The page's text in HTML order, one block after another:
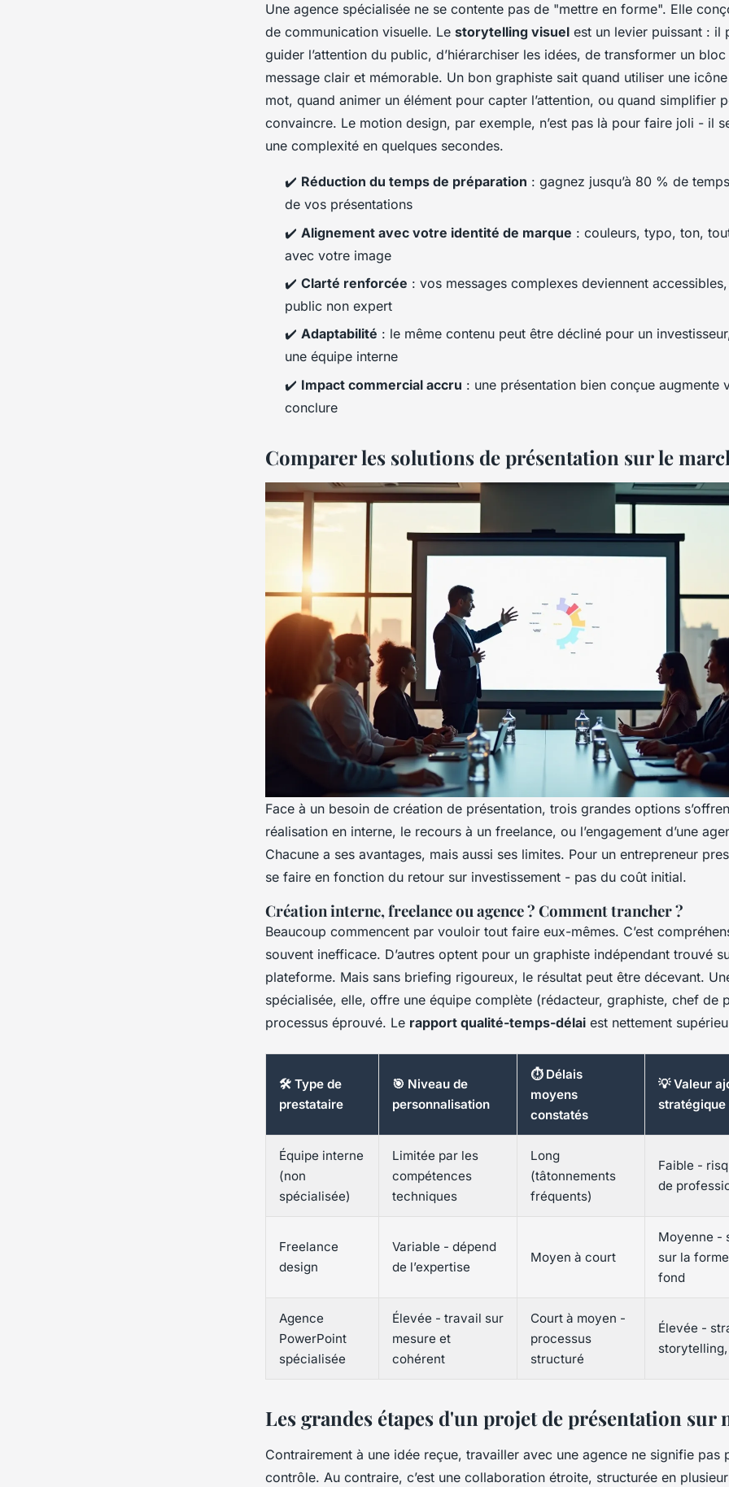
Une agence spécialisée ne se contente pas de "mettre en forme". Elle
de communication visuelle. Le storytelling visuel est un levier puissant : il
guider l’attention du public, d’hiérarchiser les idées, de transformer un
message clair et mémorable. Un bon graphiste sait quand utiliser une icône
mot, quand animer un élément pour capter l’attention, ou quand simplifier
convaincre. Le motion design, par exemple, n’est pas là pour faire joli - il
une complexité en quelques secondes.
✔️ Réduction du temps de préparation : gagnez jusqu’à 80 % de
de vos présentations
✔️ Alignement avec votre identité de marque : couleurs, typo, ton,
avec votre image
✔️ Clarté renforcée : vos messages complexes deviennent
public non expert
✔️ Adaptabilité : le même contenu peut être décliné pour un
une équipe interne
✔️ Impact commercial accru : une présentation bien conçue augmente
conclure
Comparer les solutions de présentation sur le
Face à un besoin de création de présentation, trois grandes options
réalisation en interne, le recours à un freelance, ou l’engagement d’une
Chacune a ses avantages, mais aussi ses limites. Pour un entrepreneur
se faire en fonction du retour sur investissement - pas du coût initial.
Création interne, freelance ou agence ? Comment trancher ?
Beaucoup commencent par vouloir tout faire eux-mêmes. C’est
souvent inefficace. D’autres optent pour un graphiste indépendant trouvé
plateforme. Mais sans briefing rigoureux, le résultat peut être décevant.
spécialisée, elle, offre une équipe complète (rédacteur, graphiste, chef de
processus éprouvé. Le rapport qualité-temps-délai est nettement
🛠️ Type de
prestataire
🎯 Niveau de
personnalisation
⏱️ Délais
moyens
constatés
💡 Valeur
stratégique
Équipe interne
(non
spécialisée)
Limitée par les
compétences
techniques
Long
(tâtonnements
fréquents)
Faible -
de
Freelance
design
Variable - dépend
de l’expertise
Moyen à court
Moyenne -
sur la
fond
Agence
PowerPoint
spécialisée
Élevée - travail sur
mesure et
cohérent
Court à moyen -
processus
structuré
Élevée -
Les grandes étapes d'un projet de présentation sur
Contrairement à une idée reçue, travailler avec une agence ne signifie pas
contrôle. Au contraire, c’est une collaboration étroite, structurée en